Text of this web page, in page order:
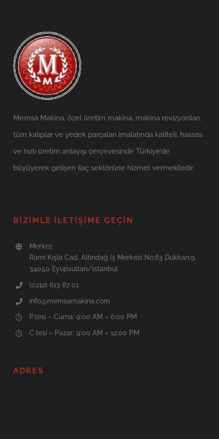
Memsa Makina, özel üretim makina, makina revizyonları,
tüm kalıplar ve yedek parçaları imalatında kaliteli, hassas
ve hızlı üretim anlayışı çerçevesinde Türkiye’de
büyüyerek gelişen ilaç sektörüne hizmet vermektedir.
BIZIMLE İLETIŞIME GEÇIN
Merkez
Rami Kışla Cad. Altındağ İş Merkezi No:63 Dükkan:9,
34050 Eyüpsultan/İstanbul
(0212) 613 87 01
info@memsamakina.com
P.tesi – Cuma: 9:00 AM – 6:00 PM
C.tesi – Pazar: 9:00 AM – 12:00 PM
ADRES